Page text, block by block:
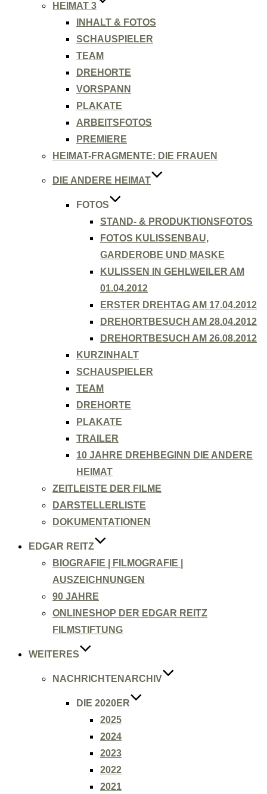
HEIMAT 3
INHALT & FOTOS
SCHAUSPIELER
TEAM
DREHORTE
VORSPANN
PLAKATE
ARBEITSFOTOS
PREMIERE
HEIMAT-FRAGMENTE: DIE FRAUEN
DIE ANDERE HEIMAT
FOTOS
STAND- & PRODUKTIONSFOTOS
FOTOS KULISSENBAU,
GARDEROBE UND MASKE
KULISSEN IN GEHLWEILER AM
01.04.2012
ERSTER DREHTAG AM 17.04.2012
DREHORTBESUCH AM 28.04.2012
DREHORTBESUCH AM 26.08.2012
KURZINHALT
SCHAUSPIELER
TEAM
DREHORTE
PLAKATE
TRAILER
10 JAHRE DREHBEGINN DIE ANDERE
HEIMAT
ZEITLEISTE DER FILME
DARSTELLERLISTE
DOKUMENTATIONEN
EDGAR REITZ
BIOGRAFIE | FILMOGRAFIE |
AUSZEICHNUNGEN
90 JAHRE
ONLINESHOP DER EDGAR REITZ
FILMSTIFTUNG
WEITERES
NACHRICHTENARCHIV
DIE 2020ER
2025
2024
2023
2022
2021